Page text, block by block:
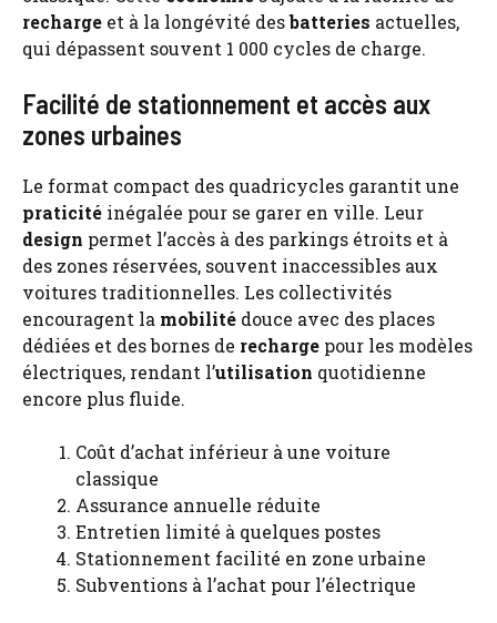
recharge et à la longévité desbatteries actuelles,
qui dépassent souvent 1 000 cycles de charge.
Facilité de stationnement et accès aux
zones urbaines
Le format compact des quadricycles garantit une
praticité inégalée pour se garer en ville. Leur
design permet l’accès à des parkings étroits et à
des zones réservées, souvent inaccessibles aux
voitures traditionnelles. Les collectivités
encouragent la mobilité douce avec des places
dédiées et des bornes de recharge pour les modèles
électriques, rendant l’utilisation quotidienne
encore plus fluide.
Coût d’achat inférieur à une voiture
classique
Assurance annuelle réduite
Entretien limité à quelques postes
Stationnement facilité en zone urbaine
Subventions à l’achat pour l’électrique